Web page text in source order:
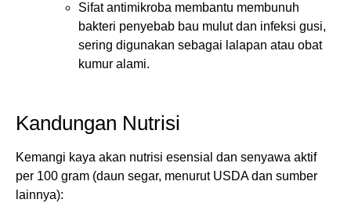
Sifat antimikroba membantu membunuh
bakteri penyebab bau mulut dan infeksi gusi,
sering digunakan sebagai lalapan atau obat
kumur alami.
Kandungan Nutrisi
Kemangi kaya akan nutrisi esensial dan senyawa aktif
per 100 gram (daun segar, menurut USDA dan sumber
lainnya):